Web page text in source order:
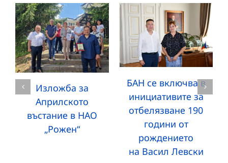
Изложба за
Априлското
въстание в НАО
„Рожен“
БАН се включва в
инициативите за
отбелязване 190
години от
рождението
на Васил Левски